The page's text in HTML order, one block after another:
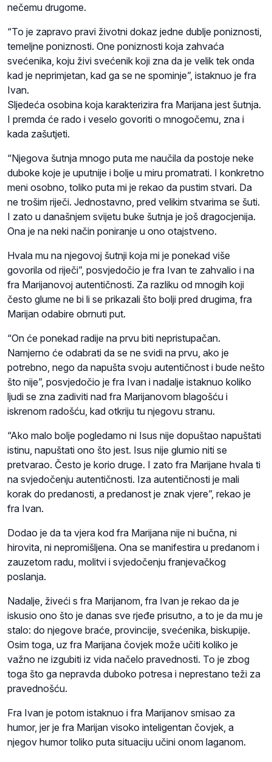
nečemu drugome.
“To je zapravo pravi životni dokaz jedne dublje poniznosti,
temeljne poniznosti. One poniznosti koja zahvaća
svećenika, koju živi svećenik koji zna da je velik tek onda
kad je neprimjetan, kad ga se ne spominje”, istaknuo je fra
Ivan.
Sljedeća osobina koja karakterizira fra Marijana jest šutnja.
I premda će rado i veselo govoriti o mnogočemu, zna i
kada zašutjeti.
“Njegova šutnja mnogo puta me naučila da postoje neke
duboke koje je uputnije i bolje u miru promatrati. I konkretno
meni osobno, toliko puta mi je rekao da pustim stvari. Da
ne trošim riječi. Jednostavno, pred velikim stvarima se šuti.
I zato u današnjem svijetu buke šutnja je još dragocjenija.
Ona je na neki način poniranje u ono otajstveno.
Hvala mu na njegovoj šutnji koja mi je ponekad više
govorila od riječi”, posvjedočio je fra Ivan te zahvalio i na
fra Marijanovoj autentičnosti. Za razliku od mnogih koji
često glume ne bi li se prikazali što bolji pred drugima, fra
Marijan odabire obrnuti put.
“On će ponekad radije na prvu biti nepristupačan.
Namjerno će odabrati da se ne svidi na prvu, ako je
potrebno, nego da napušta svoju autentičnost i bude nešto
što nije”, posvjedočio je fra Ivan i nadalje istaknuo koliko
ljudi se zna zadiviti nad fra Marijanovom blagošću i
iskrenom radošću, kad otkriju tu njegovu stranu.
“Ako malo bolje pogledamo ni Isus nije dopuštao napuštati
istinu, napuštati ono što jest. Isus nije glumio niti se
pretvarao. Često je korio druge. I zato fra Marijane hvala ti
na svjedočenju autentičnosti. Iza autentičnosti je mali
korak do predanosti, a predanost je znak vjere”, rekao je
fra Ivan.
Dodao je da ta vjera kod fra Marijana nije ni bučna, ni
hirovita, ni nepromišljena. Ona se manifestira u predanom i
zauzetom radu, molitvi i svjedočenju franjevačkog
poslanja.
Nadalje, živeći s fra Marijanom, fra Ivan je rekao da je
iskusio ono što je danas sve rjeđe prisutno, a to je da mu je
stalo: do njegove braće, provincije, svećenika, biskupije.
Osim toga, uz fra Marijana čovjek može učiti koliko je
važno ne izgubiti iz vida načelo pravednosti. To je zbog
toga što ga nepravda duboko potresa i neprestano teži za
pravednošću.
Fra Ivan je potom istaknuo i fra Marijanov smisao za
humor, jer je fra Marijan visoko inteligentan čovjek, a
njegov humor toliko puta situaciju učini onom laganom.